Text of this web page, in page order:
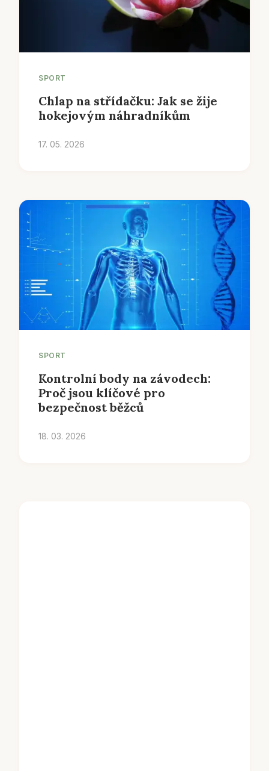
SPORT
Chlap na střídačku: Jak se žije
hokejovým náhradníkům
17. 05. 2026
SPORT
Kontrolní body na závodech:
Proč jsou klíčové pro
bezpečnost běžců
18. 03. 2026